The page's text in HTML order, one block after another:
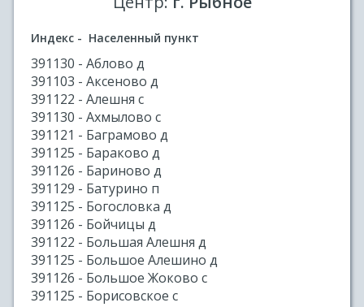
Индекс - Населенный пункт
391130 - Аблово д
391103 - Аксеново д
391122 - Алешня с
391130 - Ахмылово с
391121 - Баграмово д
391125 - Бараково д
391126 - Бариново д
391129 - Батурино п
391125 - Богословка д
391126 - Бойчицы д
391122 - Большая Алешня д
391125 - Большое Алешино д
391126 - Большое Жоково с
391125 - Борисовское с